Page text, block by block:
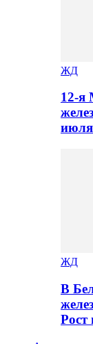
ЖД
12-я
июля
ЖД
В
Рост